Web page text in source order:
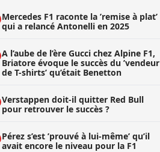
Mercedes F1 raconte la ’remise à plat’
qui a relancé Antonelli en 2025
A l’aube de l’ère Gucci chez Alpine F1,
Briatore évoque le succès du ’vendeur
de T-shirts’ qu’était Benetton
Verstappen doit-il quitter Red Bull
pour retrouver le succès ?
Pérez s’est ’prouvé à lui-même’ qu’il
avait encore le niveau pour la F1